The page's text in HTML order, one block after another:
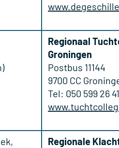
Regionaal
Groningen
Postbus 11144
9700 CC
Tel: 050 599 26 41
Regionale